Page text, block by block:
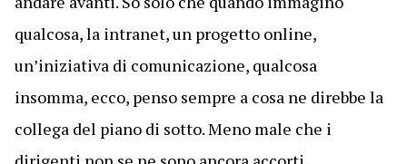
qualcosa, la intranet, un progetto online,
un’iniziativa di comunicazione, qualcosa
insomma, ecco, penso sempre a cosa ne direbbe la
collega del piano di sotto. Meno male che i